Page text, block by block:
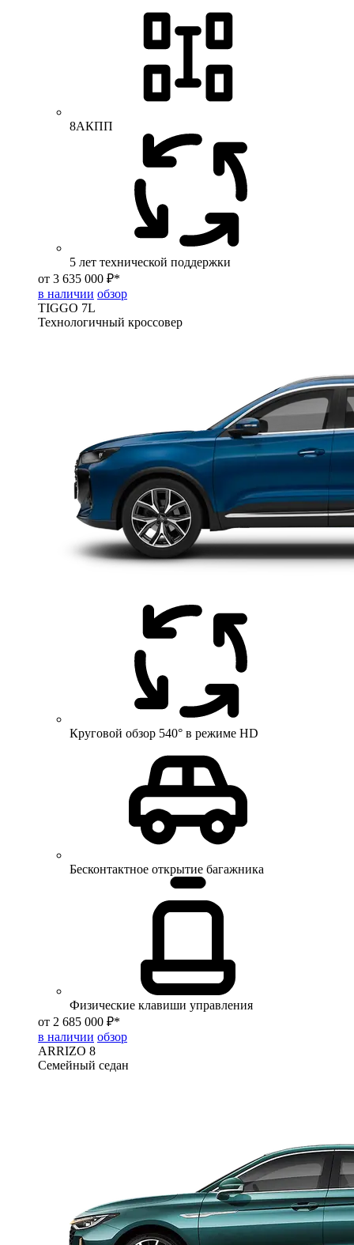
8АКПП
5 лет технической поддержки
от 3 635 000 ₽*
в наличии обзор
TIGGO 7L
Технологичный кроссовер
Круговой обзор 540° в режиме HD
Бесконтактное открытие багажника
Физические клавиши управления
от 2 685 000 ₽*
в наличии обзор
ARRIZO 8
Семейный седан